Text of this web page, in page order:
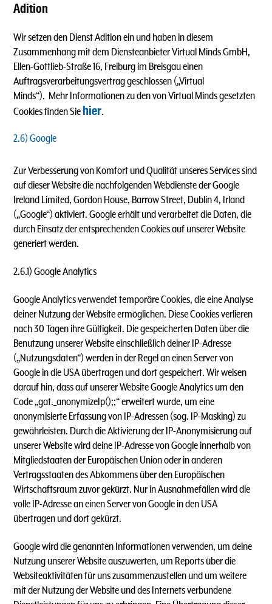
Adition
Wir setzen den Dienst Adition ein und haben in diesem
Zusammenhang mit dem Diensteanbieter Virtual Minds GmbH,
Ellen-Gottlieb-Straße 16, Freiburg im Breisgau einen
Auftragsverarbeitungsvertrag geschlossen („Virtual
Minds“). Mehr Informationen zu den von Virtual Minds gesetzten
Cookies finden Sie hier.
2.6) Google
Zur Verbesserung von Komfort und Qualität unseres Services sind
auf dieser Website die nachfolgenden Webdienste derGoogle
Ireland Limited, Gordon House, Barrow Street, Dublin 4, Irland
(„Google“) aktiviert. Google erhält und verarbeitet die Daten, die
durch Einsatz der entsprechenden Cookies auf unserer Website
generiert werden.
2.6.1) Google Analytics
Google Analytics verwendet temporäre Cookies, die eine Analyse
deiner Nutzung der Website ermöglichen. Diese Cookies verlieren
nach 30 Tagen ihre Gültigkeit. Die gespeicherten Daten über die
Benutzung unserer Website einschließlich deiner IP-Adresse
(„Nutzungsdaten“) werden in der Regel an einen Server von
Google in die USA übertragen und dort gespeichert. Wir weisen
darauf hin, dass auf unserer Website Google Analytics um den
Code „gat._anonymizeIp();;“ erweitert wurde, um eine
anonymisierte Erfassung von IP-Adressen (sog. IP-Masking) zu
gewährleisten. Durch die Aktivierung der IP-Anonymisierung auf
unserer Website wird deine IP-Adresse von Google innerhalb von
Mitgliedstaaten der Europäischen Union oder in anderen
Vertragsstaaten des Abkommens über den Europäischen
Wirtschaftsraum zuvor gekürzt. Nur in Ausnahmefällen wird die
volle IP-Adresse an einen Server von Google in den USA
übertragen und dort gekürzt.
Google wird die genannten Informationen verwenden, um deine
Nutzung unserer Website auszuwerten, um Reports über die
Websiteaktivitäten für uns zusammenzustellen und um weitere
mit der Nutzung der Website und des Internets verbundene